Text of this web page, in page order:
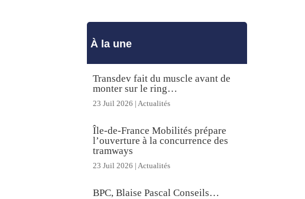
À la une
Transdev fait du muscle avant de
monter sur le ring…
23 Juil 2026 | Actualités
Île-de-France Mobilités prépare
l’ouverture à la concurrence des
tramways
23 Juil 2026 | Actualités
BPC, Blaise Pascal Conseils…